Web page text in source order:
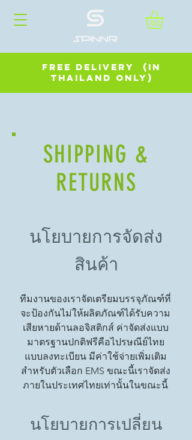
FREE DELIVERY (in
Thailand Only)
SHIPPING &
RETURNS
นโยบายการจัดส่ง
สินค้า
ทีมงานของเราจัดเตรียมบรรจุภัณฑ์ที่
จะป้องกันไม่ให้ผลิตภัณฑ์ได้รับความ
เสียหายด้านลอจิสติกส์ ค่าจัดส่งแบบ
มาตรฐานปกติฟรีคือไปรษณีย์ไทย
แบบลงทะเบียน มีค่าใช้จ่ายเพิ่มเติม
สำหรับตัวเลือก EMS ขณะนี้เราจัดส่ง
ภายในประเทศไทยเท่านั้นในขณะนี้
นโยบายการเปลี่ยน